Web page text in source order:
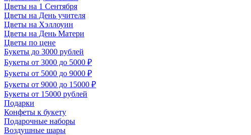
Цветы на 1 Сентября
Цветы на День учителя
Цветы на Хэллоуин
Цветы на День Матери
Цветы по цене
Букеты до 3000 рублей
Букеты от 3000 до 5000 ₽
Букеты от 5000 до 9000 ₽
Букеты от 9000 до 15000 ₽
Букеты от 15000 рублей
Подарки
Конфеты к букету
Подарочные наборы
Воздушные шары